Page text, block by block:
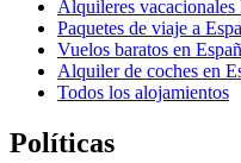
Alquileres vacacionales
Paquetes de viaje a
Vuelos baratos en
Alquiler de coches en
Todos los alojamientos
Políticas